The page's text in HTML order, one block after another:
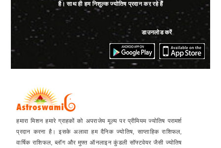
है। साथ ही हम निशुल्क ज्योतिष प्रदान कर रहे हैं
डाउनलोड करें
हमारा मिशन हमारे ग्राहकों को अपराजेय मूल्य पर प्रीमियम ज्योतिष परामर्श
प्रदान करना है। इसके अलावा हम दैनिक ज्योतिष, साप्ताहिक राशिफल,
वार्षिक राशिफल, ब्लॉग और मुफ्त ऑनलाइन कुंडली सॉफ्टवेयर जैसी ज्योतिष